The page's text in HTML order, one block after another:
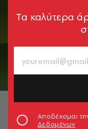
© Official/
Tα καλύτερα
Αποδέχομαι
Δεδομένων